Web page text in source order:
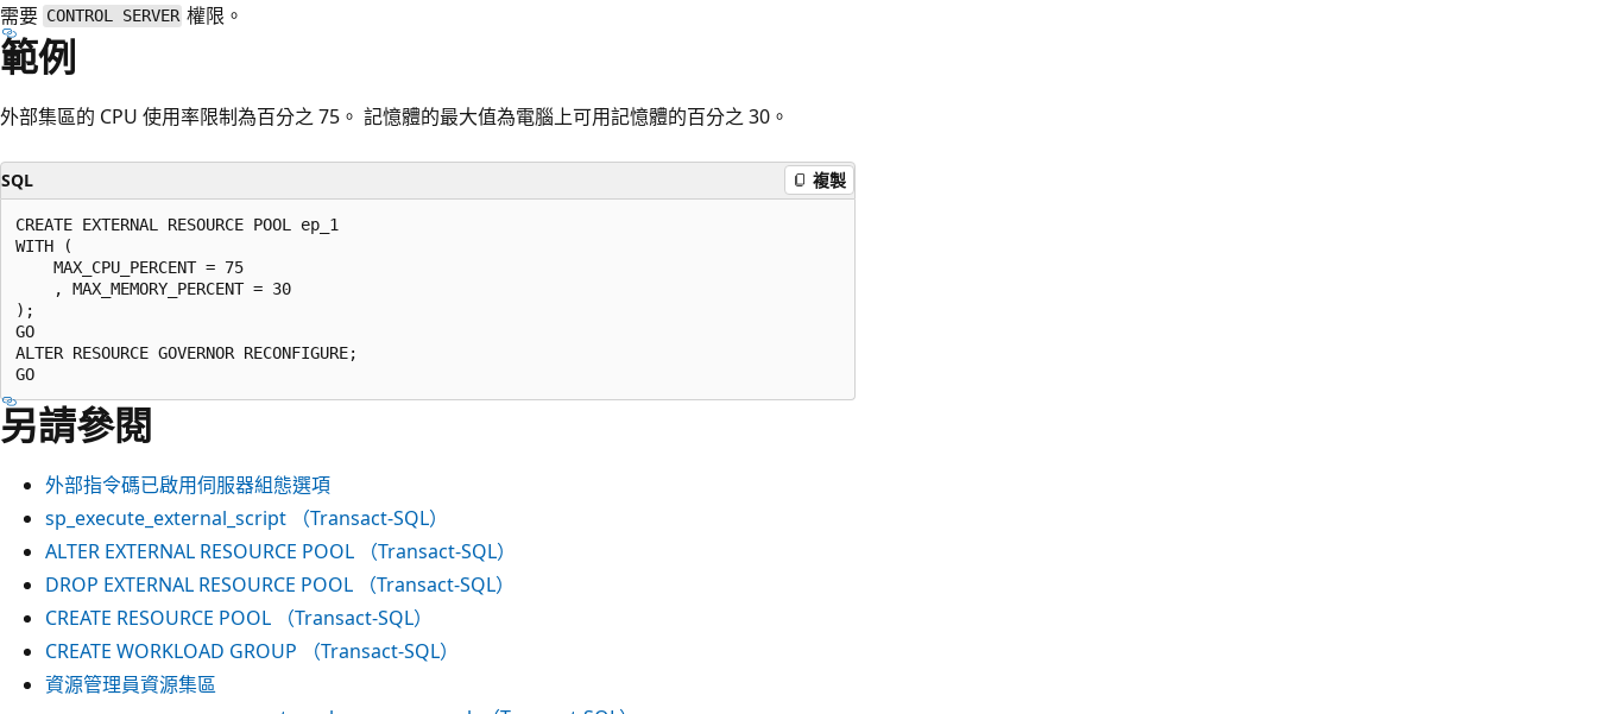
需要 CONTROL SERVER 權限。
範例
外部集區的 CPU 使用率限制為百分之 75。 記憶體的最大值為電腦上可用記憶體的百分之 30。
SQL 複製
CREATE EXTERNAL RESOURCE POOL ep_1
WITH (
    MAX_CPU_PERCENT = 75
    , MAX_MEMORY_PERCENT = 30
);
GO
ALTER RESOURCE GOVERNOR RECONFIGURE;
另請參閱
外部指令碼已啟用伺服器組態選項
sp_execute_external_script （Transact-SQL）
ALTER EXTERNAL RESOURCE POOL （Transact-SQL）
DROP EXTERNAL RESOURCE POOL （Transact-SQL）
CREATE RESOURCE POOL （Transact-SQL）
CREATE WORKLOAD GROUP （Transact-SQL）
資源管理員資源集區